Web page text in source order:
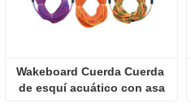
Wakeboard Cuerda Cuerda
de esquí acuático con asa